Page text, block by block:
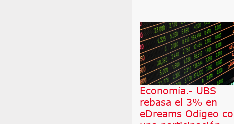
Economía.- UBS
rebasa el 3% en
eDreams Odigeo